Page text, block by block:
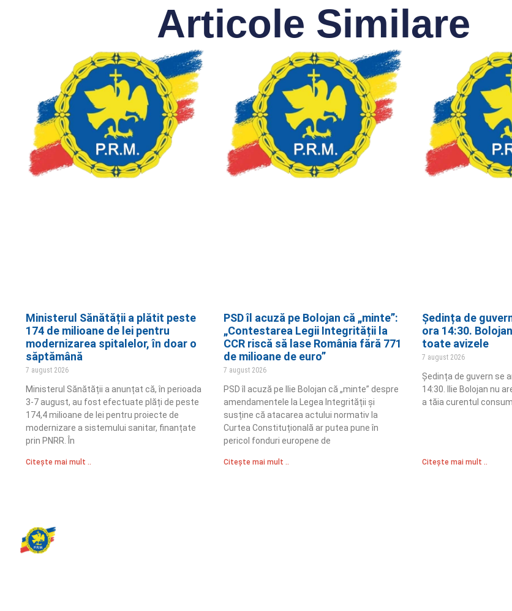
Articole Similare
Ministerul Sănătății a plătit peste
174 de milioane de lei pentru
modernizarea spitalelor, în doar o
săptămână
7 august 2026
Ministerul Sănătății a anunțat că, în perioada
3-7 august, au fost efectuate plăți de peste
174,4 milioane de lei pentru proiecte de
modernizare a sistemului sanitar, finanțate
prin PNRR. În
Citește mai mult ..
PSD îl acuză pe Bolojan că „minte”:
„Contestarea Legii Integrității la
CCR riscă să lase România fără 771
de milioane de euro”
7 august 2026
PSD îl acuză pe Ilie Bolojan că „minte” despre
amendamentele la Legea Integrității și
susține că atacarea actului normativ la
Curtea Constituțională ar putea pune în
pericol fonduri europene de
Citește mai mult ..
Ședința de
ora 14:30.
toate avizele
7 august 2026
Ședința de guvern se
14:30. Ilie Bolojan nu
a tăia curentul
Citește mai mult ..